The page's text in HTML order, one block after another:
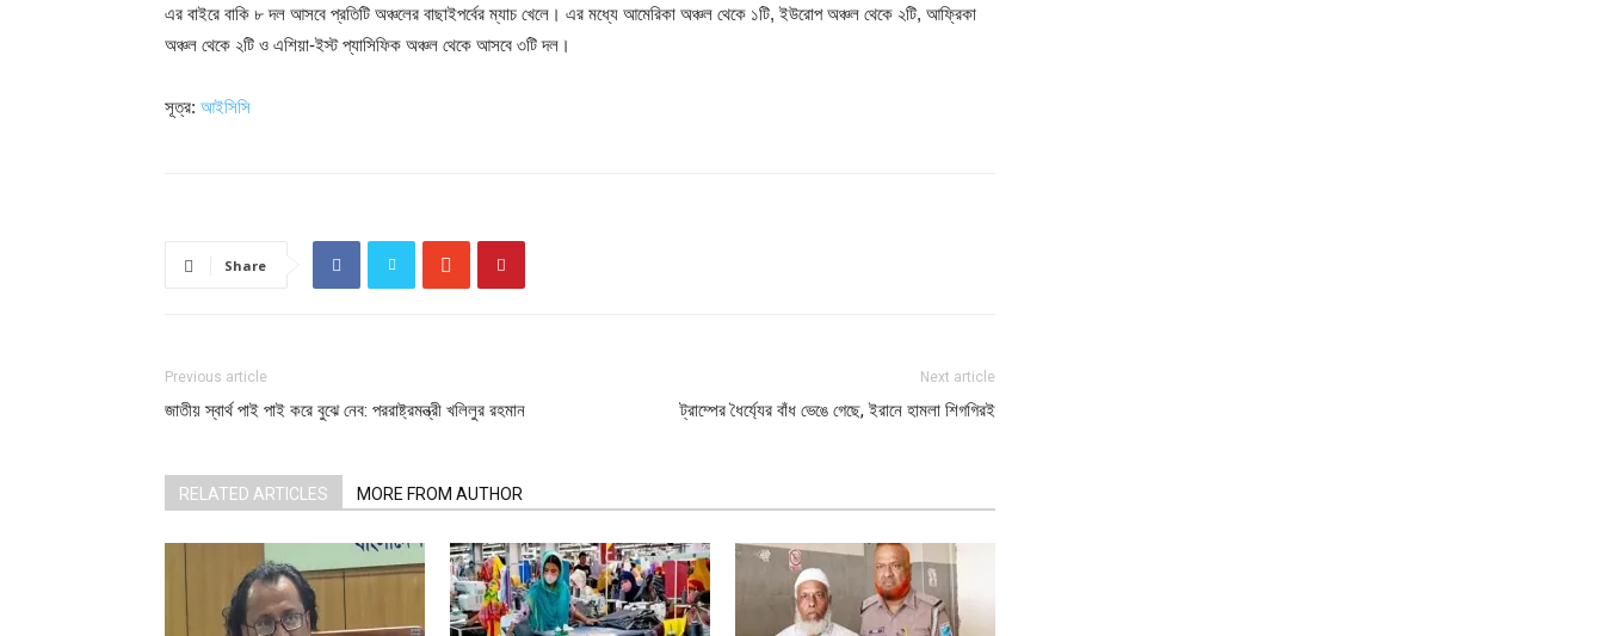
এর বাইরে বাকি ৮ দল আসবে প্রতিটি অঞ্চলের বাছাইপর্বের ম্যাচ খেলে। এর মধ্যে আমেরিকা অঞ্চল থেকে ১টি, ইউরোপ অঞ্চল থেকে ২টি, আফ্রিকা
অঞ্চল থেকে ২টি ও এশিয়া-ইস্ট প্যাসিফিক অঞ্চল থেকে আসবে ৩টি দল।
সূত্র: আইসিসি
Share
Previous article
জাতীয় স্বার্থ পাই পাই করে বুঝে নেব: পররাষ্ট্রমন্ত্রী খলিলুর রহমান
Next article
ট্রাম্পের ধৈর্য্যের বাঁধ ভেঙে গেছে, ইরানে হামলা শিগগিরই
RELATED ARTICLES MORE FROM AUTHOR